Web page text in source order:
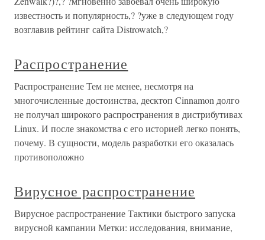
известность и популярность,? ?уже в следующем году
возглавив рейтинг сайта Distrowatch,?
Распространение
Распространение Тем не менее, несмотря на
многочисленные достоинства, десктоп Cinnamon долго
не получал широкого распространения в дистрибутивах
Linux. И после знакомства с его историей легко понять,
почему. В сущности, модель разработки его оказалась
противоположно
Вирусное распространение
Вирусное распространение Тактики быстрого запуска
вирусной кампании Метки: исследования, внимание,